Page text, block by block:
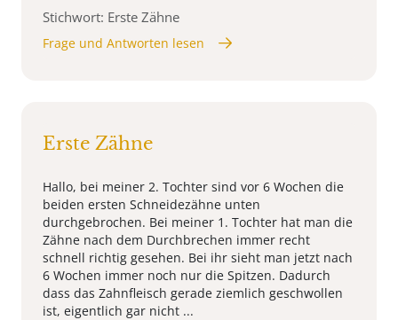
Stichwort: Erste Zähne
Frage und Antworten lesen
Erste Zähne
Hallo, bei meiner 2. Tochter sind vor 6 Wochen die
beiden ersten Schneidezähne unten
durchgebrochen. Bei meiner 1. Tochter hat man die
Zähne nach dem Durchbrechen immer recht
schnell richtig gesehen. Bei ihr sieht man jetzt nach
6 Wochen immer noch nur die Spitzen. Dadurch
dass das Zahnfleisch gerade ziemlich geschwollen
ist, eigentlich gar nicht ...